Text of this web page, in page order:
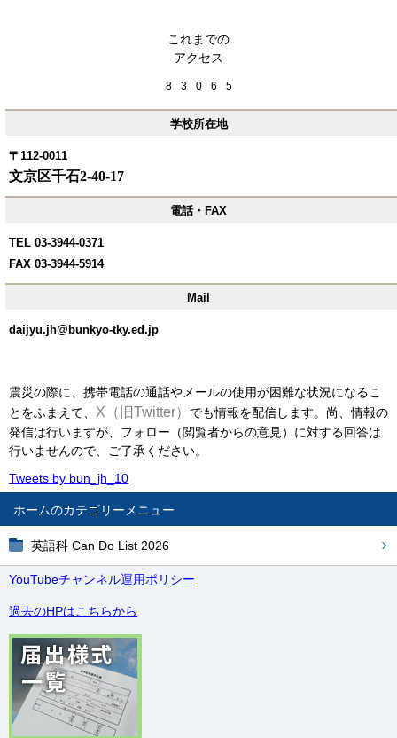
ホーム
英語科 Can Do List 2026
YouTubeチャンネル運用ポリシー
過去のHPはこちらから
これまでの
アクセス
8 3 0 6 5
学校所在地
〒112-0011
文京区千石2-40-17
電話・FAX
TEL 03-3944-0371
FAX 03-3944-5914
Mail
daijyu.jh@bunkyo-tky.ed.jp
震災の際に、携帯電話の通話やメールの使用が困難な状況になるこ
とをふまえて、 X （旧Twitter） でも情報を配信します。尚、情報の
発信は行いますが、フォロー（閲覧者からの意見）に対する回答は
行いませんので、ご了承ください。
Tweets by bun_jh_10